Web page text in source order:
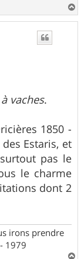
a
vaches.
1850 -
Estaris, et
pas le
le charme
dont 2
irons prendre
1979